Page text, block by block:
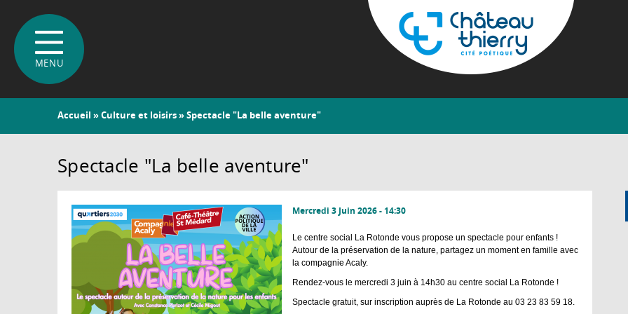
au
contenu
principal
Château-
Thierry
Vous
êtes
Accueil »Culture et loisirs» Spectacle "La belle aventure"
Spectacle "La belle aventure"
Mercredi 3 Juin 2026 - 14:30
Le centre social La Rotonde vous propose un spectacle pour enfants !
Autour de la préservation de la nature, partagez un moment en famille avec
la compagnie Acaly.
Rendez-vous le mercredi 3 juin à 14h30 au centre social La Rotonde !
Spectacle gratuit, sur inscription auprès de La Rotonde au 03 23 83 59 18.